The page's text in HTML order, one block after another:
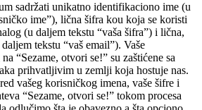
sadržati unikatno identifikaciono ime (u
ime”), lična šifra kou koja se koristi
(u daljem tekstu “vaša šifra”) i lična,
tekstu “vaš email”). Vaše
“Sezame, otvori se!” su zaštićene sa
prihvatljivim u zemlji koja hostuje nas.
vašeg korisničkog imena, vaše šifre i
“Sezame, otvori se!” tokom procesa